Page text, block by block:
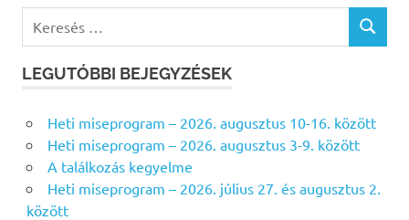
e
é
s
f
o
K
É
LEGUTÓBBI BEJEGYZÉSEK
Heti miseprogram – 2026. augusztus 10-16. között
Heti miseprogram – 2026. augusztus 3-9. között
A találkozás kegyelme
Heti miseprogram – 2026. július 27. és augusztus 2.
között